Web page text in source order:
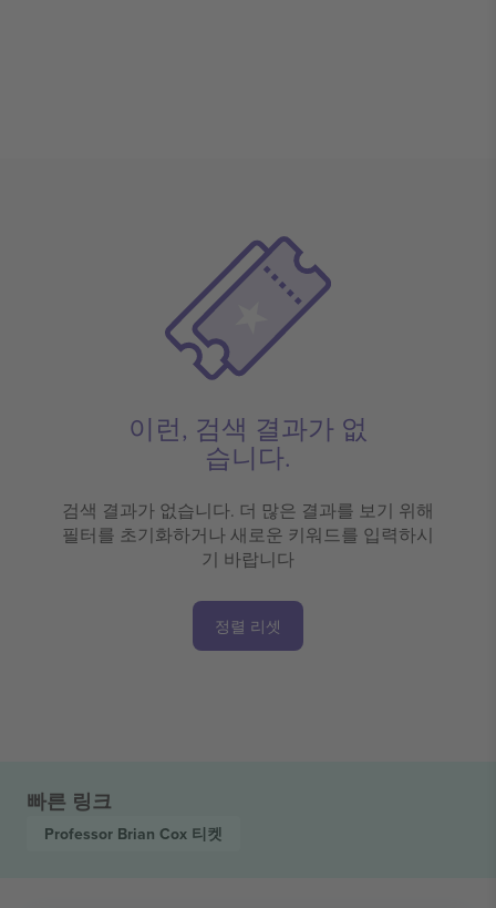
이런, 검색 결과가 없
습니다.
검색 결과가 없습니다. 더 많은 결과를 보기 위해
필터를 초기화하거나 새로운 키워드를 입력하시
기 바랍니다
정렬 리셋
빠른 링크
Professor Brian Cox 티켓